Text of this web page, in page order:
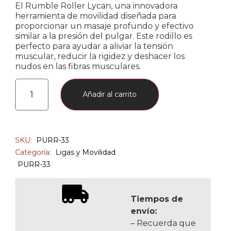
El Rumble Roller Lycan, una innovadora
herramienta de movilidad diseñada para
proporcionar un masaje profundo y efectivo
similar a la presión del pulgar. Este rodillo es
perfecto para ayudar a aliviar la tensión
muscular, reducir la rigidez y deshacer los
nudos en las fibras musculares.
Añadir al carrito
SKU:
PURR-33
Categoría:
Ligas y Movilidad
PURR-33
Tiempos de
envío:
– Recuerda que